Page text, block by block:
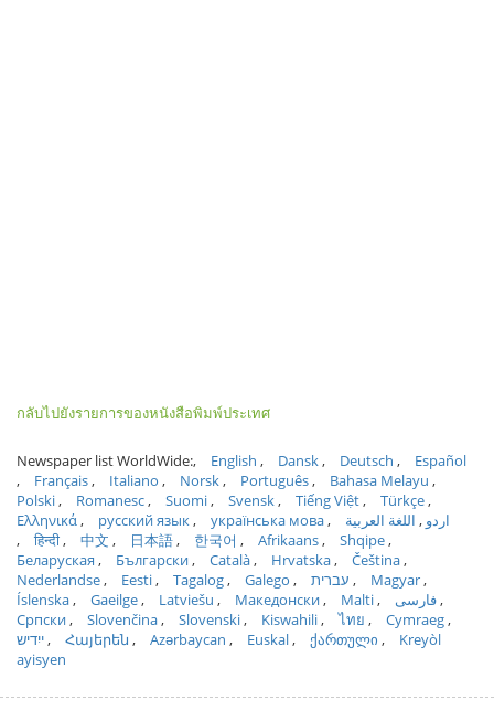
กลับไปยังรายการของหนังสือพิมพ์ประเทศ
Newspaper list WorldWide: English Dansk Deutsch
Español
Français
Italiano Norsk Português
Bahasa Melayu
Polski
Romanesc Suomi Svensk Tiếng Việt
Türkçe
Ελληνικά
русский язык українська мова اردو
اللغة العربية
हिन्दी
中文 日本語 한국어 Afrikaans
Shqipe
Беларуская
Български Català Hrvatska
Čeština
Nederlandse
Eesti Tagalog Galego עברית
Magyar
Íslenska
Gaeilge Latviešu Македонски Malti
فارسی
Српски
Slovenčina Slovenski Kiswahili ไทย
Cymraeg
ייִדיש
Հայերեն Azərbaycan Euskal ქართული
Kreyòl
ayisyen